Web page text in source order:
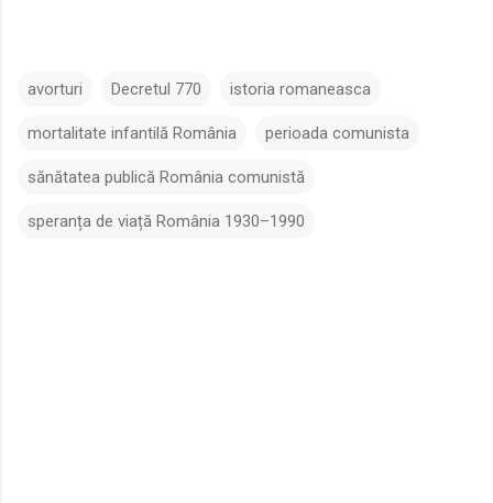
avorturi Decretul 770 istoria romaneasca
mortalitate infantilă România perioada comunista
sănătatea publică România comunistă
speranța de viață România 1930–1990